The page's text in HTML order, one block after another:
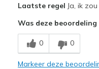
Breathe Well
Comfortable
Laatste regel Ja, ik
Was deze beoordeling
0 0
Markeer deze